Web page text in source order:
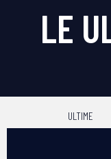
LE
ULTIME